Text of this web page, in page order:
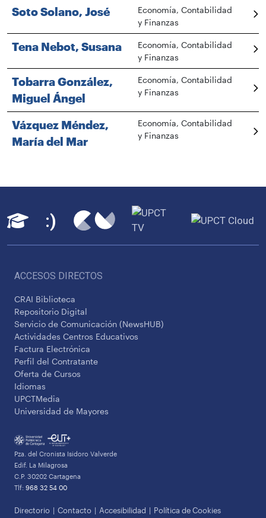
Soto Solano, José
Economía, Contabilidad
y Finanzas
Tena Nebot, Susana
Economía, Contabilidad
y Finanzas
Tobarra González,
Miguel Ángel
Economía, Contabilidad
y Finanzas
Vázquez Méndez,
María del Mar
Economía, Contabilidad
y Finanzas
ACCESOS DIRECTOS
CRAI Biblioteca
Repositorio Digital
Servicio de Comunicación (NewsHUB)
Actividades Centros Educativos
Factura Electrónica
Perfil del Contratante
Oferta de Cursos
Idiomas
UPCTMedia
Universidad de Mayores
Pza. del Cronista Isidoro Valverde
Edif. La Milagrosa
C.P. 30202 Cartagena
Tlf: 968 32 54 00
Directorio Contacto Accesibilidad
Política de Cookies